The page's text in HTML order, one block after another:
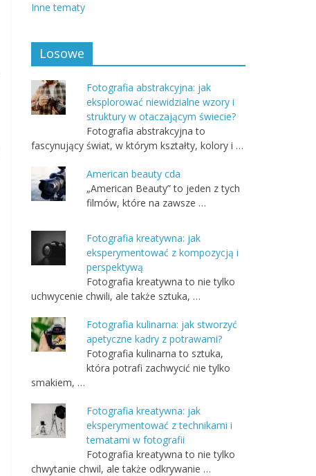
Inne tematy
Losowe
Fotografia abstrakcyjna: jak
eksplorować niewidzialne wzory i
struktury w otaczającym świecie?
Fotografia abstrakcyjna to
fascynujący świat, w którym kształty, kolory i …
American beauty cda
„American Beauty” to jeden z tych
filmów, które na zawsze …
Fotografia kreatywna: jak
eksperymentować z kompozycją i
perspektywą
Fotografia kreatywna to nie tylko
uchwycenie chwili, ale także sztuka, …
Fotografia kulinarna: jak stworzyć
apetyczne kadry z potrawami?
Fotografia kulinarna to sztuka,
która potrafi zachwycić nie tylko
smakiem, …
Fotografia kreatywna: jak
eksperymentować z technikami i
tematami w fotografii
Fotografia kreatywna to nie tylko
chwytanie chwil, ale także odkrywanie …